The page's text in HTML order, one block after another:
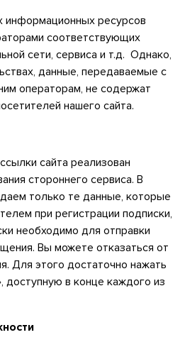
информационных ресурсов
соответствующих
сети, сервиса и т.д. Однако,
данные, передаваемые с
операторам, не содержат
нашего сайта.
сайта реализован
стороннего сервиса. В
только те данные, которые
при регистрации подписки,
необходимо для отправки
Вы можете отказаться от
Для этого достаточно нажать
доступную в конце каждого из